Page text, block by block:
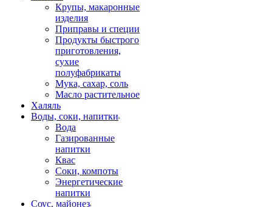
Крупы, макаронные
изделия
Приправы и специи
Продукты быстрого
приготовления,
сухие
полуфабрикаты
Мука, сахар, соль
Масло растительное
Халяль
Воды, соки, напитки
Вода
Газированные
напитки
Квас
Соки, компоты
Энергетические
напитки
Соус, майонез